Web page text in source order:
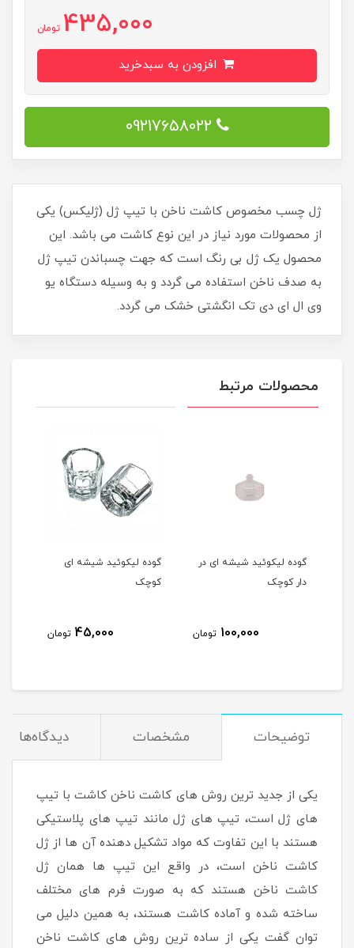
435,000 تومان
09217658022
ژل چسب مخصوص کاشت ناخن با تیپ ژل (ژلیکس) یکی
از محصولات مورد نیاز در این نوع کاشت می باشد. این
محصول یک ژل بی رنگ است که جهت چسباندن تیپ ژل
به صدف ناخن استفاده می گردد و به وسیله دستگاه یو
وی ال ای دی تک انگشتی خشک می گردد.
محصولات مرتبط
گوده لیکوئید شیشه ای در
دار کوچک
100,000 تومان
گوده لیکوئید شیشه ای
کوچک
45,000 تومان
توضیحات مشخصات دیدگاه‌ها
یکی از جدید ترین روش های کاشت ناخن کاشت با تیپ
های ژل است، تیپ های ژل مانند تیپ های پلاستیکی
هستند با این تفاوت که مواد تشکیل دهنده آن ها از ژل
کاشت ناخن است، در واقع این تیپ ها همان ژل
کاشت ناخن هستند که به صورت فرم های مختلف
ساخته شده و آماده کاشت هستند، به همین دلیل می
توان گفت یکی از ساده ترین روش های کاشت ناخن